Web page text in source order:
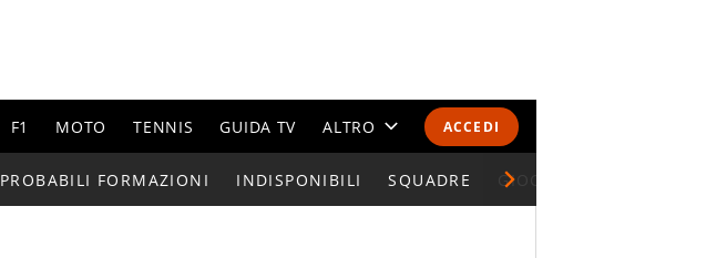
ACCEDI
F1 MOTO TENNIS GUIDA TV ALTRO
CALENDARI E CLASSIFICHE
PROBABILI FORMAZIONI INDISPONIBILI SQUADRE GIOCATORI SERIE A